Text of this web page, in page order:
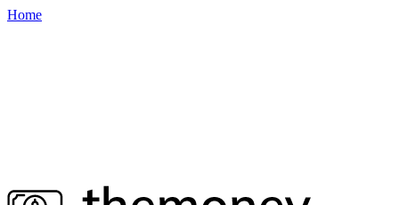
Home